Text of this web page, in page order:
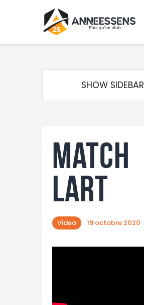
Evenements
Gallery
MatCH
LART
Video 19 octobre 2020
SHOW SIDEBAR